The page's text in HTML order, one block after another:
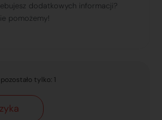
dodatkowych informacji?
pomożemy!
pozostało tylko: 1